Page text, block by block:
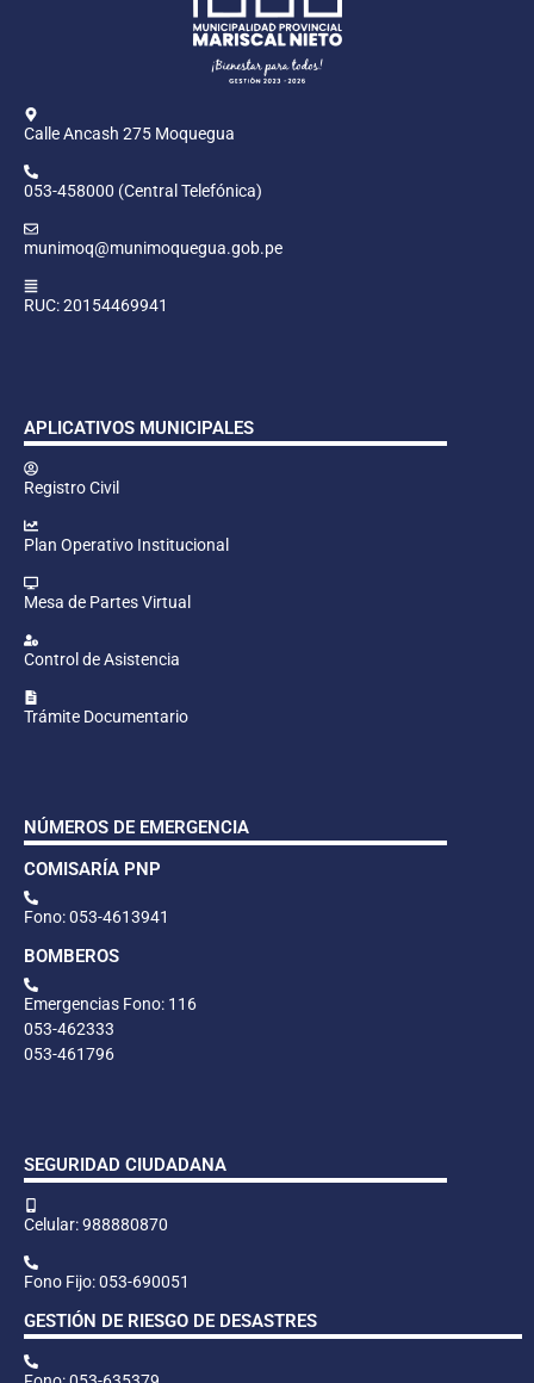
Calle Ancash 275 Moquegua
053-458000 (Central Telefónica)
munimoq@munimoquegua.gob.pe
RUC: 20154469941
APLICATIVOS MUNICIPALES
Registro Civil
Plan Operativo Institucional
Mesa de Partes Virtual
Control de Asistencia
Trámite Documentario
NÚMEROS DE EMERGENCIA
COMISARÍA PNP
Fono: 053-4613941
BOMBEROS
Emergencias Fono: 116
053-462333
053-461796
SEGURIDAD CIUDADANA
Celular: 988880870
Fono Fijo: 053-690051
GESTIÓN DE RIESGO DE DESASTRES